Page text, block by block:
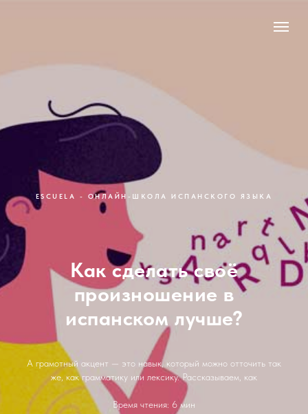
ESCUELA - ОНЛАЙН-ШКОЛА ИСПАНСКОГО ЯЗЫКА
Как сделать своё
произношение в
испанском лучше?
А грамотный акцент — это навык, который можно отточить так
же, как грамматику или лексику. Рассказываем, как
Время чтения: 6 мин